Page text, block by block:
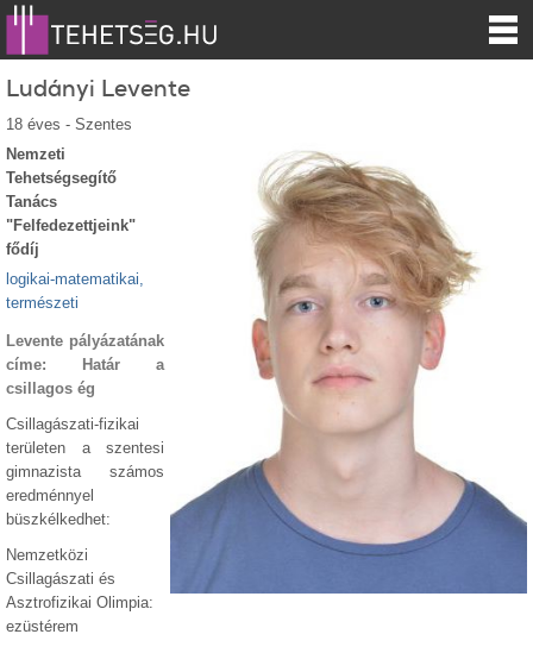
Ludányi Levente
18 éves - Szentes
Nemzeti
Tehetségsegítő
Tanács
"Felfedezettjeink"
fődíj
logikai-matematikai,
természeti
Levente pályázatának
címe: Határ a
csillagos ég
Csillagászati-fizikai
területen a szentesi
gimnazista számos
eredménnyel
büszkélkedhet:
Nemzetközi
Csillagászati és
Asztrofizikai Olimpia:
ezüstérem